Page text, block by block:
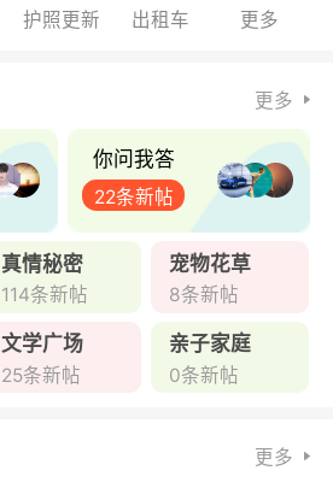
护照更新 出租车 更多
更多
你问我答
22条新帖
真情秘密
114条新帖
宠物花草
8条新帖
文学广场
25条新帖
亲子家庭
0条新帖
更多